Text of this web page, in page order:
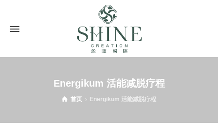
Energikum 活能减脱疗程
首页 Energikum 活能减脱疗程